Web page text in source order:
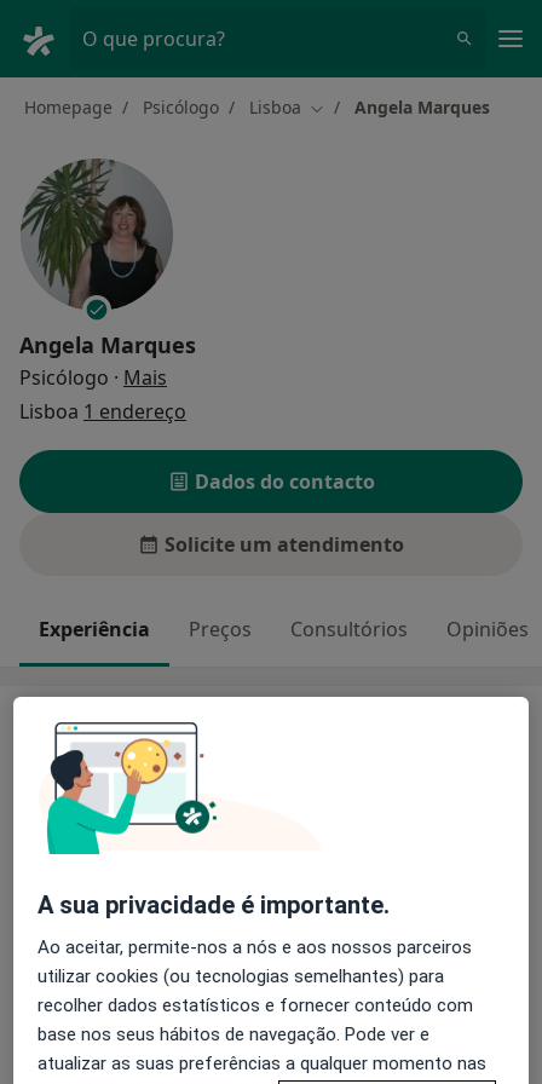
O que procura?
Homepage Psicólogo Lisboa Mudar de cidade
Angela Marques
Angela Marques
Psicólogo · Mais
Lisboa 1 endereço
Dados do contacto
Solicite um atendimento
Experiência Preços Consultórios Opiniões
Experiência
Sou Licenciada em Psicologia pela Faculdade de
Psicologia e Ciências da Educação da Universidade de
Lisboa, Pós-Graduada em Psicoterapia e
Aconselhamento pela Associação Portuguesa de
em Psicologia da Saúde e em Terapia Familiar
Sistémica.. Pós Graduada em Psicologia do
Desenvolvimento com Especialização em Terapia para
Crianças, Adolescentes, Jopvens e Adultos. Estou
disponível para lhe prestar um serviço de excelente
qualidade com conhecimentos científicos adequados e
uma vasta experiência profissional. Depois ver o seu
maisSobre mim
Principais doenças tratadas
Ataque de pânico
Transtorno da Conduta
Transtornos de Aprendizagem
A sua privacidade é importante.
Ao aceitar, permite-nos a nós e aos nossos parceiros
utilizar cookies (ou tecnologias semelhantes) para
recolher dados estatísticos e fornecer conteúdo com
base nos seus hábitos de navegação. Pode ver e
atualizar as suas preferências a qualquer momento nas